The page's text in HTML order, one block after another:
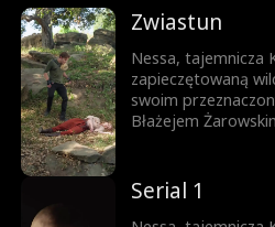
Zwiastun
Nessa, tajemnicza
zapieczętowaną
swoim
Błażejem
Dopiero gdy życie
pojawia się szansa,
Serial 1